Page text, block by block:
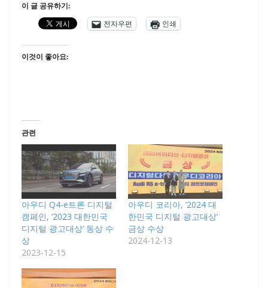
이 글 공유하기:
전자우편
인쇄
이것이 좋아요:
관련
아우디 Q4-e트론 디지털
캠페인, ‘2023 대한민국
디지털 광고대상’ 동상 수
상
2023-12-15
아우디 코리아, ‘2024 대
한민국 디지털 광고대상’
금상 수상
2024-12-13